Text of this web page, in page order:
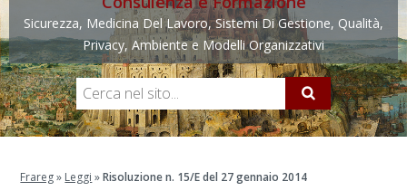
Sicurezza, Medicina Del Lavoro, Sistemi Di Gestione, Qualità,
Privacy, Ambiente e Modelli Organizzativi
Frareg» Leggi »Risoluzione n. 15/E del 27 gennaio 2014